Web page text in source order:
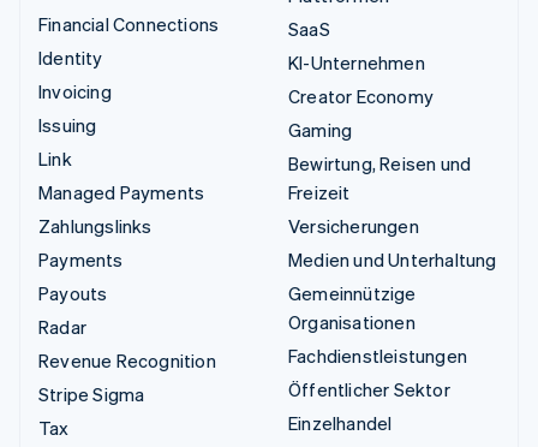
Financial Connections
Identity
Invoicing
Issuing
Link
Managed Payments
Zahlungslinks
Payments
Payouts
Radar
Revenue Recognition
Stripe Sigma
Tax
SaaS
KI-Unternehmen
Creator Economy
Gaming
Bewirtung, Reisen und
Freizeit
Versicherungen
Medien und Unterhaltung
Gemeinnützige
Organisationen
Fachdienstleistungen
Öffentlicher Sektor
Einzelhandel